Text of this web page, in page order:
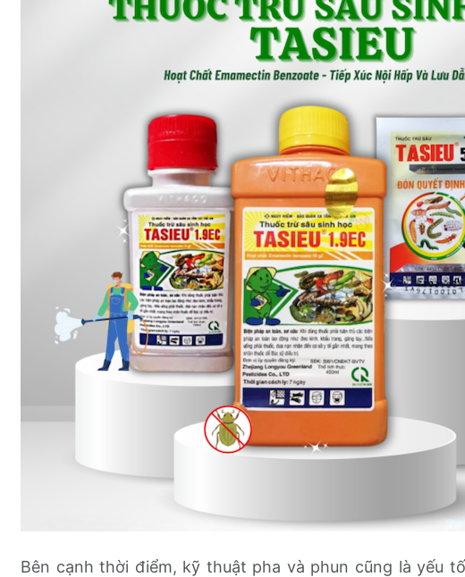
Bên cạnh thời điểm, kỹ thuật pha và phun cũng là yếu